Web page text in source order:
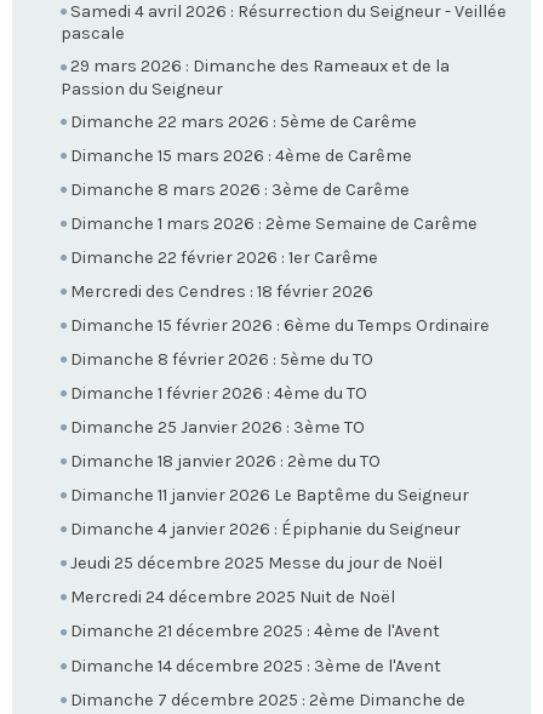
Samedi 4 avril 2026 : Résurrection du Seigneur - Veillée
pascale
29 mars 2026 : Dimanche des Rameaux et de la
Passion du Seigneur
Dimanche 22 mars 2026 : 5ème de Carême
Dimanche 15 mars 2026 : 4ème de Carême
Dimanche 8 mars 2026 : 3ème de Carême
Dimanche 1 mars 2026 : 2ème Semaine de Carême
Dimanche 22 février 2026 : 1er Carême
Mercredi des Cendres : 18 février 2026
Dimanche 15 février 2026 : 6ème du Temps Ordinaire
Dimanche 8 février 2026 : 5ème du TO
Dimanche 1 février 2026 : 4ème du TO
Dimanche 25 Janvier 2026 : 3ème TO
Dimanche 18 janvier 2026 : 2ème du TO
Dimanche 11 janvier 2026 Le Baptême du Seigneur
Dimanche 4 janvier 2026 : Épiphanie du Seigneur
Jeudi 25 décembre 2025 Messe du jour de Noël
Mercredi 24 décembre 2025 Nuit de Noël
Dimanche 21 décembre 2025 : 4ème de l'Avent
Dimanche 14 décembre 2025 : 3ème de l'Avent
Dimanche 7 décembre 2025 : 2ème Dimanche de